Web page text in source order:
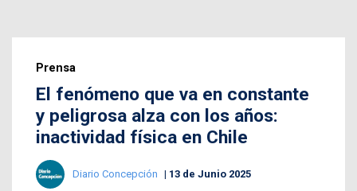
Prensa
El fenómeno que va en constante
y peligrosa alza con los años:
inactividad física en Chile
Diario Concepción 13 de Junio 2025